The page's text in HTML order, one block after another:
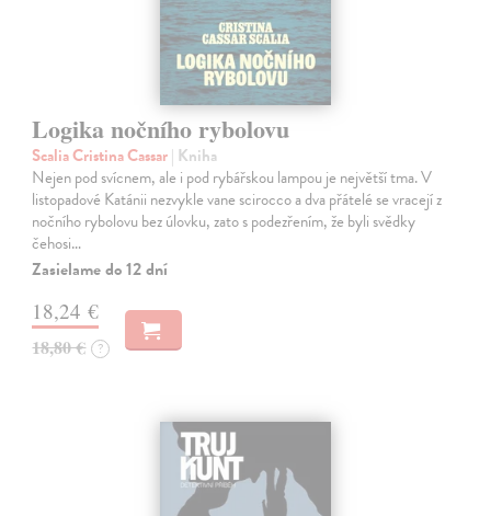
Logika nočního rybolovu
Scalia Cristina Cassar| Kniha
Nejen pod svícnem, ale i pod rybářskou lampou je největší tma. V
listopadové Katánii nezvykle vane scirocco a dva přátelé se vracejí z
nočního rybolovu bez úlovku, zato s podezřením, že byli svědky
čehosi…
Zasielame do 12 dní
18,24 €
18,80 € ?